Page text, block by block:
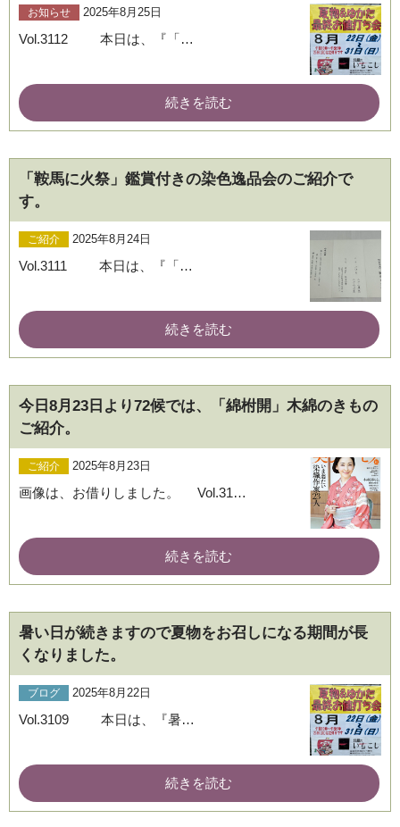
お知らせ 2025年8月25日
Vol.3112 本日は、『「…
続きを読む
「鞍馬に火祭」鑑賞付きの染色逸品会のご紹介で
す。
ご紹介 2025年8月24日
Vol.3111 本日は、『「…
続きを読む
今日8月23日より72候では、「綿柎開」木綿のきもの
ご紹介。
ご紹介 2025年8月23日
画像は、お借りしました。 Vol.31…
続きを読む
暑い日が続きますので夏物をお召しになる期間が長
くなりました。
ブログ 2025年8月22日
Vol.3109 本日は、『暑…
続きを読む